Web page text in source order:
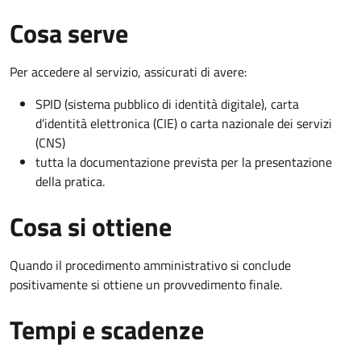
Cosa serve
Per accedere al servizio, assicurati di avere:
SPID (sistema pubblico di identità digitale), carta
d’identità elettronica (CIE) o carta nazionale dei servizi
(CNS)
tutta la documentazione prevista per la presentazione
della pratica.
Cosa si ottiene
Quando il procedimento amministrativo si conclude
positivamente si ottiene un provvedimento finale.
Tempi e scadenze